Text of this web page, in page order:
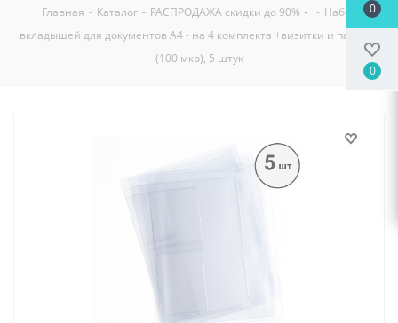
Главная - Каталог - РАСПРОДАЖА скидки до 90% - Набор
вкладышей для документов А4 - на 4 комплекта +визитки и паспорт
(100 мкр), 5 штук
0
0